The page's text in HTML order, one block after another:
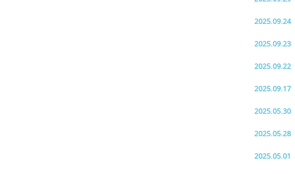
2025.09.24
2025.09.23
2025.09.22
2025.09.17
2025.05.30
2025.05.28
2025.05.01